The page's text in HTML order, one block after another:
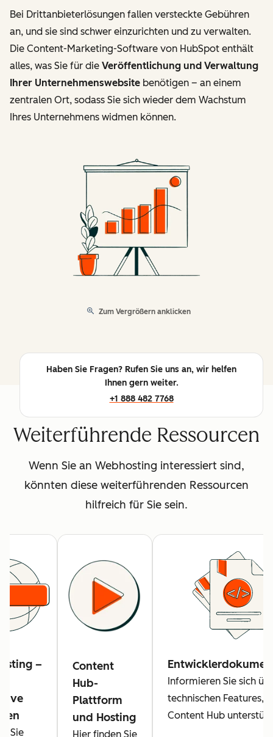
Bei Drittanbieterlösungen fallen versteckte Gebühren
an, und sie sind schwer einzurichten und zu verwalten.
Die Content-Marketing-Software von HubSpot enthält
alles, was Sie für die Veröffentlichung und Verwaltung
Ihrer Unternehmenswebsite benötigen – an einem
zentralen Ort, sodass Sie sich wieder dem Wachstum
Ihres Unternehmens widmen können.
Zum Vergrößern anklicken
Haben Sie Fragen? Rufen Sie uns an, wir helfen
Ihnen gern weiter.
+1 888 482 7768
Weiterführende Ressourcen
Wenn Sie an Webhosting interessiert sind,
könnten diese weiterführenden Ressourcen
hilfreich für Sie sein.
–
Sie
Content
Hub-
Plattform
und Hosting
Hier finden Sie
Informieren Sie sich
technischen Features,
Content Hub